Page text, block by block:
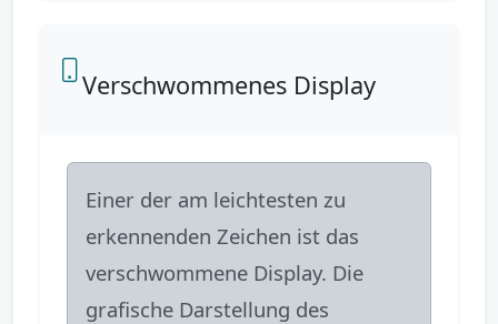
Verschwommenes Display
Einer der am leichtesten zu
erkennenden Zeichen ist das
verschwommene Display. Die
grafische Darstellung des